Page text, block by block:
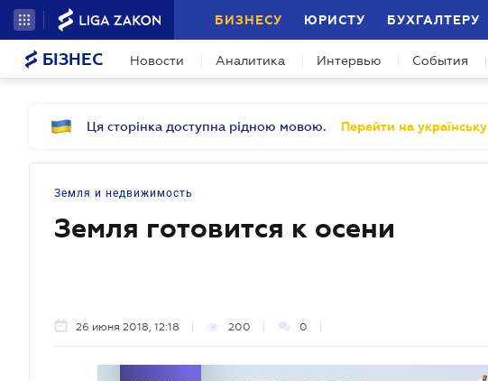
БИЗНЕСУ ЮРИСТУ БУХГАЛТЕРУ
БІЗНЕС Новости Аналитика Интервью События
Ця сторінка доступна рідною мовою. Перейти на українську
Земля и недвижимость
Земля готовится к осени
26 июня 2018, 12:18 200 0